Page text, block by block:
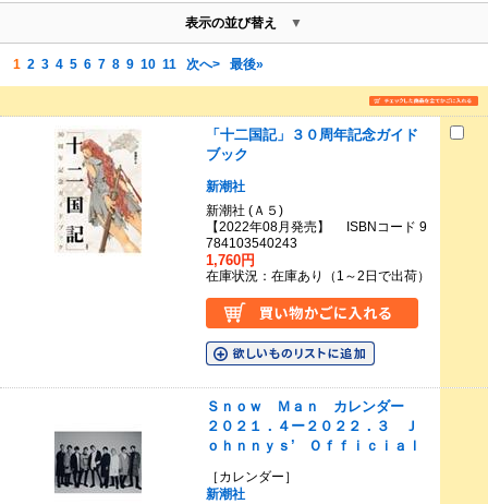
表示の並び替え
1 2 3 4 5 6 7 8 9 10 11 次へ> 最後»
「十二国記」３０周年記念ガイド
ブック
新潮社
新潮社 (Ａ５)
【2022年08月発売】 ISBNコード 9
784103540243
1,760円
在庫状況：在庫あり（1～2日で出荷）
Ｓｎｏｗ Ｍａｎ カレンダー
２０２１．４ー２０２２．３ Ｊ
ｏｈｎｎｙｓ’ Ｏｆｆｉｃｉａｌ
［カレンダー］
新潮社